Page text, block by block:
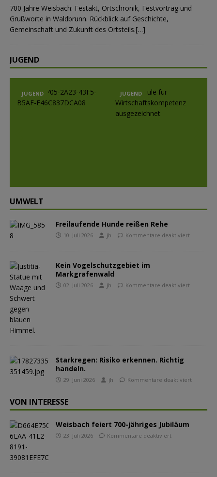
700 Jahre Weisbach: Festakt, Ortschronik, Festvortrag und
Grußworte in Waldbrunn. Rückblick auf Geschichte,
Gemeinschaft und Zukunft des Ortsteils.[…]
JUGEND
JUGEND JUGEND
UMWELT
Freilaufende Hunde reißen Rehe
10. Juli 2026 jh Kommentare deaktiviert
Kein Vogelschutzgebiet im
Markgrafenwald
02. Juli 2026 jh Kommentare deaktiviert
Starkregen: Risiko erkennen. Richtig
handeln.
29. Juni 2026 jh Kommentare deaktiviert
VON INTERESSE
Weisbach feiert 700-jähriges Jubiläum
23. Juli 2026 Kommentare deaktiviert